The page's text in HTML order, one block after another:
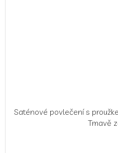
Saténové povlečení s
Tmavě